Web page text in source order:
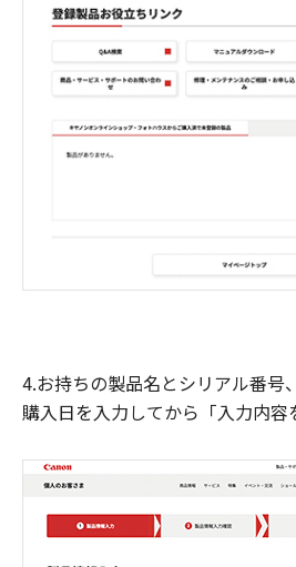
4.お持ちの製品名とシリアル番号、
購入日を入力してから「入力内容